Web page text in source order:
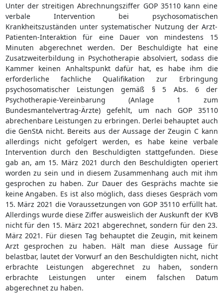
Unter der streitigen Abrechnungsziffer GOP 35110 kann eine
verbale Intervention bei psychosomatischen
Krankheitszuständen unter systematischer Nutzung der Arzt-
Patienten-Interaktion für eine Dauer von mindestens 15
Minuten abgerechnet werden. Der Beschuldigte hat eine
Zusatzweiterbildung in Psychotherapie absolviert, sodass die
Kammer keinen Anhaltspunkt dafür hat, es habe ihm die
erforderliche fachliche Qualifikation zur Erbringung
psychosomatischer Leistungen gemäß § 5 Abs. 6 der
Psychotherapie-Vereinbarung (Anlage 1 zum
Bundesmantelvertrag-Ärzte) gefehlt, um nach GOP 35110
abrechenbare Leistungen zu erbringen. Derlei behauptet auch
die GenStA nicht. Bereits aus der Aussage der Zeugin C kann
allerdings nicht gefolgert werden, es habe keine verbale
Intervention durch den Beschuldigten stattgefunden. Diese
gab an, am 15. März 2021 durch den Beschuldigten operiert
worden zu sein und in diesem Zusammenhang auch mit ihm
gesprochen zu haben. Zur Dauer des Gesprächs machte sie
keine Angaben. Es ist also möglich, dass dieses Gespräch vom
15. März 2021 die Voraussetzungen von GOP 35110 erfüllt hat.
Allerdings wurde diese Ziffer ausweislich der Auskunft der KVB
nicht für den 15. März 2021 abgerechnet, sondern für den 23.
März 2021. Für diesen Tag behauptet die Zeugin, mit keinem
Arzt gesprochen zu haben. Hält man diese Aussage für
belastbar, lautet der Vorwurf an den Beschuldigten nicht, nicht
erbrachte Leistungen abgerechnet zu haben, sondern
erbrachte Leistungen unter einem falschen Datum
abgerechnet zu haben.